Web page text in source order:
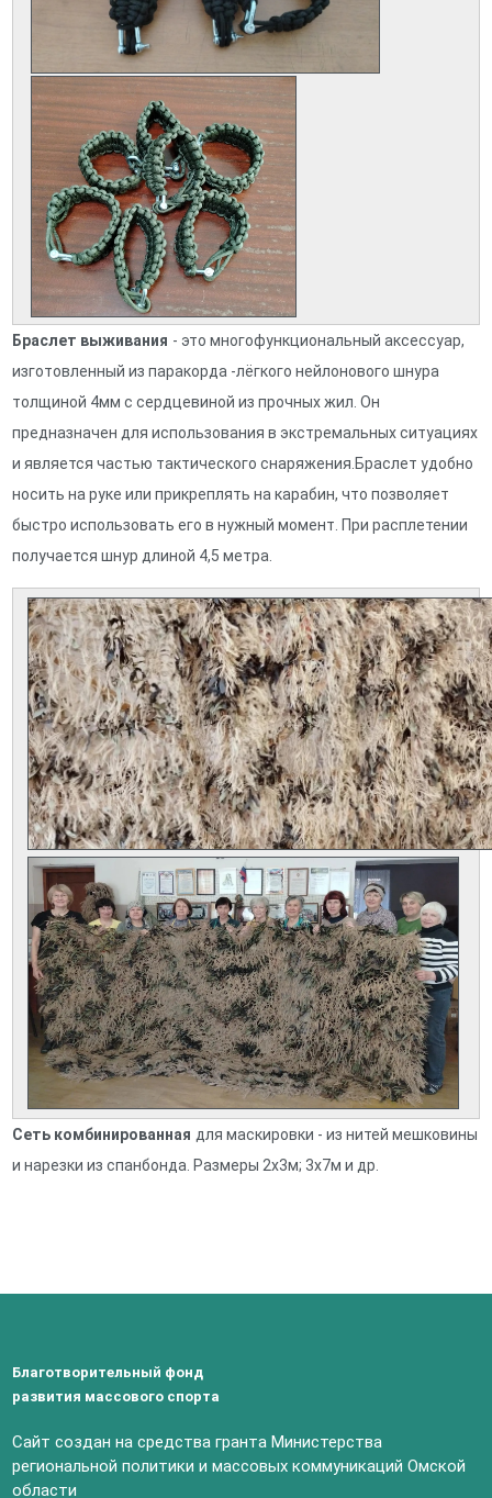
Браслет выживания - это многофункциональный аксессуар,
изготовленный из паракорда -лёгкого нейлонового шнура
толщиной 4мм с сердцевиной из прочных жил. Он
предназначен для использования в экстремальных ситуациях
и является частью тактического снаряжения.Браслет удобно
носить на руке или прикреплять на карабин, что позволяет
быстро использовать его в нужный момент. При расплетении
получается шнур длиной 4,5 метра.
Сеть комбинированная для маскировки - из нитей мешковины
и нарезки из спанбонда. Размеры 2х3м; 3х7м и др.
Благотворительный фонд
развития массового спорта
Сайт создан на средства гранта Министерства
региональной политики и массовых коммуникаций Омской
области